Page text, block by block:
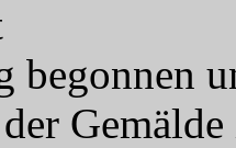
begonnen